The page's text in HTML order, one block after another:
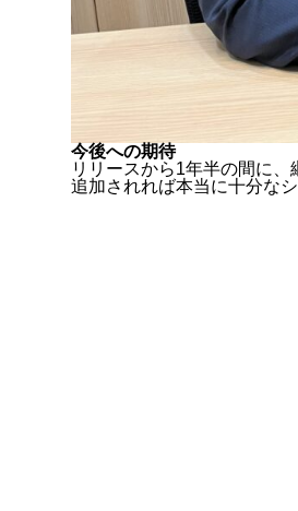
今後への期待
リリースから1年半の間に
追加されれば本当に十分な